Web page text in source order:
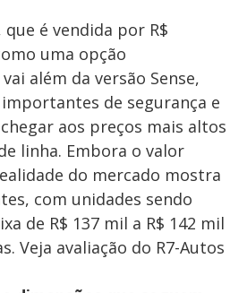
que é vendida por R$
uma opção
além da versão Sense,
de segurança e
aos preços mais altos
linha. Embora o valor
do mercado mostra
com unidades sendo
de R$ 137 mil a R$ 142 mil
Veja avaliação do R7-Autos